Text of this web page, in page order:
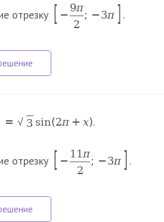
отрезку [ −
9π
2
; −3π ] .
= √ 3 sin(2π + x).
отрезку [ −
11 π
2
; −3π ] .